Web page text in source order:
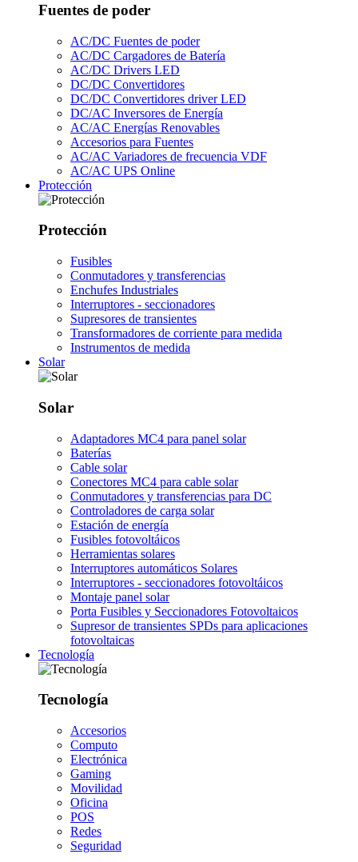
Fuentes de poder
AC/DC Fuentes de poder
AC/DC Cargadores de Batería
AC/DC Drivers LED
DC/DC Convertidores
DC/DC Convertidores driver LED
DC/AC Inversores de Energía
AC/AC Energías Renovables
Accesorios para Fuentes
AC/AC Variadores de frecuencia VDF
AC/AC UPS Online
Protección
Protección
Fusibles
Conmutadores y transferencias
Enchufes Industriales
Interruptores - seccionadores
Supresores de transientes
Transformadores de corriente para medida
Instrumentos de medida
Solar
Solar
Adaptadores MC4 para panel solar
Baterías
Cable solar
Conectores MC4 para cable solar
Conmutadores y transferencias para DC
Controladores de carga solar
Estación de energía
Fusibles fotovoltáicos
Herramientas solares
Interruptores automáticos Solares
Interruptores - seccionadores fotovoltáicos
Montaje panel solar
Porta Fusibles y Seccionadores Fotovoltaicos
Supresor de transientes SPDs para aplicaciones
fotovoltaicas
Tecnología
Tecnología
Accesorios
Computo
Electrónica
Gaming
Movilidad
Oficina
POS
Redes
Seguridad